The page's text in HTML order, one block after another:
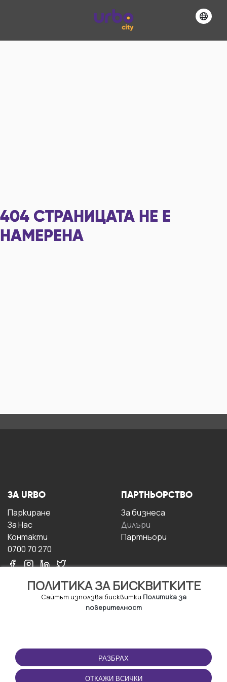
404 СТРАНИЦАТА НЕ Е
НАМЕРЕНА
ПОЛИТИКА ЗА БИСКВИТКИТЕ
Сайтът използва бисквитки Политика за
поверителност
РАЗБРАХ
ОТКАЖИ ВСИЧКИ
ЗА URBO
Паркиране
За Hас
Контакти
0700 70 270
ПАРТНЬОРСТВО
За бизнесa
Дилъри
Партньори
ПОЛЗВАНЕ
Правила и условия за
ползване
ПРИЛОЖЕНИЕТО